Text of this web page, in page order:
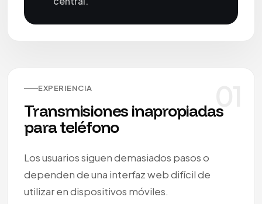
EXPERIENCIA
Transmisiones inapropiadas
para teléfono
Los usuarios siguen demasiados pasos o
dependen de una interfaz web difícil de
utilizar en dispositivos móviles.